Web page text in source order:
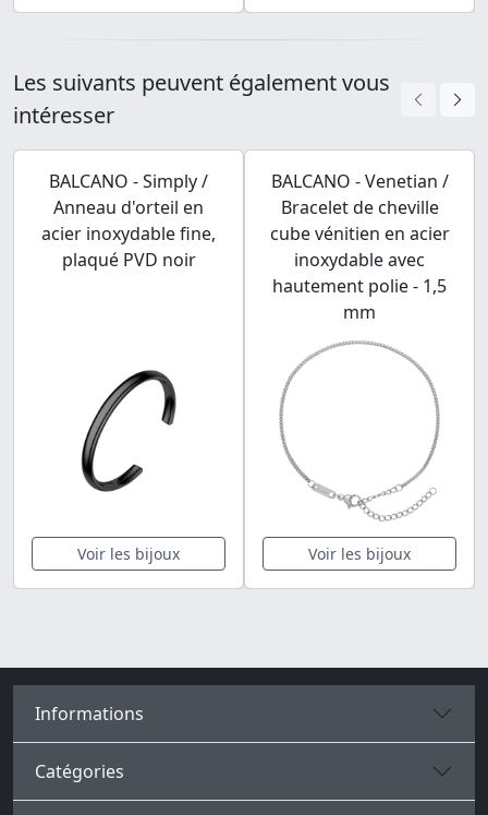
Les suivants peuvent également vous
intéresser
BALCANO - Simply /
Anneau d'orteil en
acier inoxydable fine,
plaqué PVD noir
Voir les bijoux
BALCANO - Venetian /
Bracelet de cheville
cube vénitien en acier
inoxydable avec
hautement polie - 1,5
mm
Voir les bijoux
Informations
Catégories